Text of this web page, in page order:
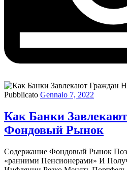
Pubblicato Gennaio 7, 2022
Как Банки
Фондовый Рынок
Содержание Фондовый Рынок
«ранними Пенсионерами» И